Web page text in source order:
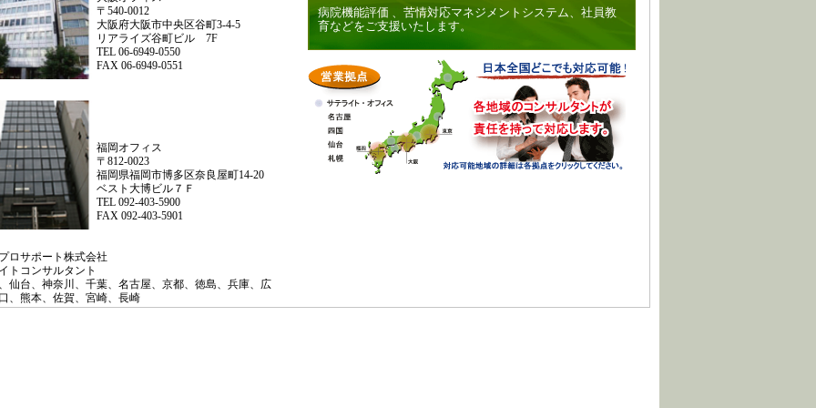
〒540-0012
大阪府大阪市中央区谷町3-4-5
リアライズ谷町ビル 7F
TEL 06-6949-0550
FAX 06-6949-0551
福岡オフィス
〒812-0023
福岡県福岡市博多区奈良屋町14-20
ベスト大博ビル７Ｆ
TEL 092-403-5900
FAX 092-403-5901
ロサポート株式会社
トコンサルタント
仙台、神奈川、千葉、名古屋、京都、徳島、兵庫、広
、熊本、佐賀、宮崎、長崎
病院機能評価 、苦情対応マネジメントシステム、社員教
育などをご支援いたします。